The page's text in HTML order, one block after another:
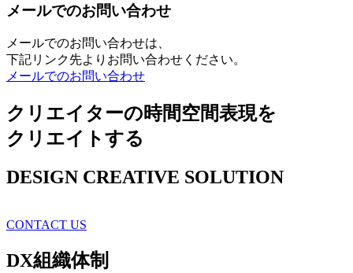
メールでのお問い合わせ
メールでのお問い合わせは、
下記リンク先よりお問い合わせください。
メールでのお問い合わせ
クリエイターの時間空間表現を
クリエイトする
DESIGN CREATIVE SOLUTION
CONTACT US
DX組織体制